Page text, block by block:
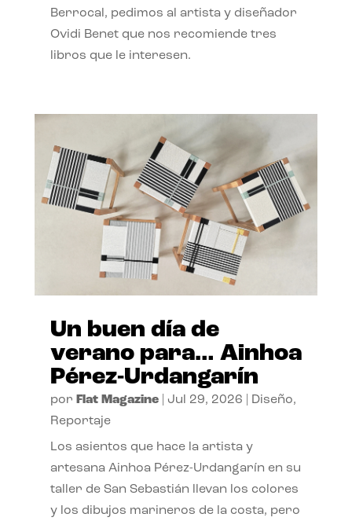
Berrocal, pedimos al artista y diseñador
Ovidi Benet que nos recomiende tres
libros que le interesen.
Un buen día de
verano para… Ainhoa
Pérez-Urdangarín
por Flat Magazine| Jul 29, 2026 Diseño,
Reportaje
Los asientos que hace la artista y
artesana Ainhoa Pérez-Urdangarín en su
taller de San Sebastián llevan los colores
y los dibujos marineros de la costa, pero